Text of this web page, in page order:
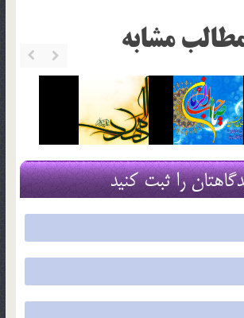
مشابه
را ثبت کنید